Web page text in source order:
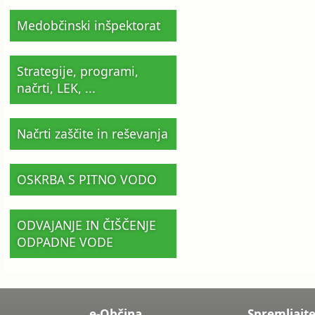
Medobčinski inšpektorat
Strategije, programi,
načrti, LEK, ...
Načrti zaščite in reševanja
OSKRBA S PITNO VODO
ODVAJANJE IN ČIŠČENJE
ODPADNE VODE